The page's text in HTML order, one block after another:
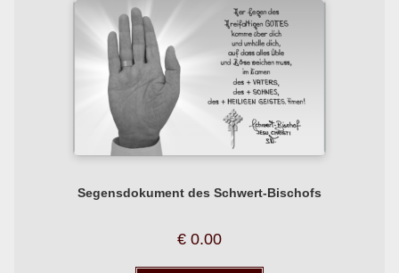
Segensdokument des Schwert-Bischofs
€ 0.00